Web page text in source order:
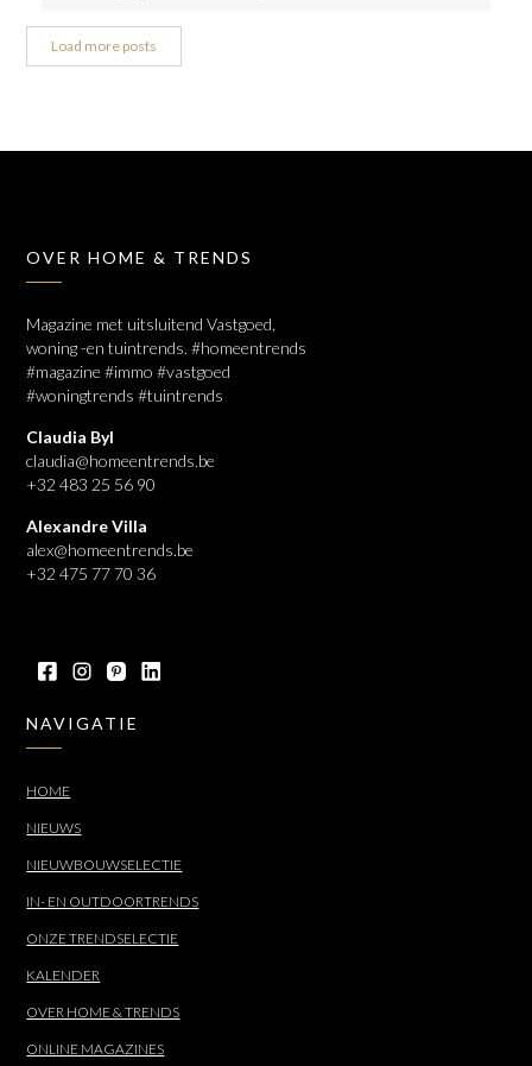
Load more posts
OVER HOME & TRENDS
Magazine met uitsluitend Vastgoed,
woning -en tuintrends. #homeentrends
#magazine #immo #vastgoed
#woningtrends #tuintrends
Claudia Byl
claudia@homeentrends.be
+32 483 25 56 90
Alexandre Villa
alex@homeentrends.be
+32 475 77 70 36
NAVIGATIE
HOME
NIEUWS
NIEUWBOUWSELECTIE
IN- EN OUTDOORTRENDS
ONZE TRENDSELECTIE
KALENDER
OVER HOME & TRENDS
ONLINE MAGAZINES